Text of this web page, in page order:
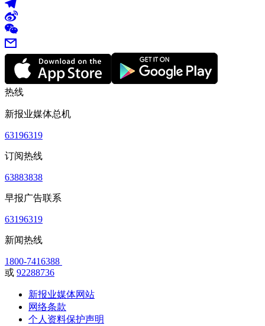
热线
新报业媒体总机
63196319
订阅热线
63883838
早报广告联系
63196319
新闻热线
1800-7416388
或 92288736
新报业媒体网站
网络条款
个人资料保护声明